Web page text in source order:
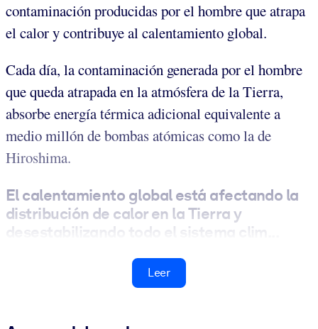
contaminación producidas por el hombre que atrapa
el calor y contribuye al calentamiento global.
Cada día, la contaminación generada por el hombre
que queda atrapada en la atmósfera de la Tierra,
absorbe energía térmica adicional equivalente a
medio millón de bombas atómicas como la de
Hiroshima.
El calentamiento global está afectando la
distribución de calor en la Tierra y
desestabilizando todo el sistema clim...
Leer